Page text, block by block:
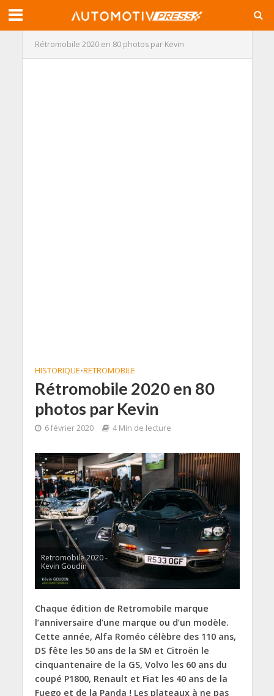
Rétromobile 2020 en 80 photos par Kevin
HISTORIQUE•RETROMOBILE
Rétromobile 2020 en 80
photos par Kevin
6 février 2020 4 Min de lecture
Retromobile 2020 -
Kevin Goudin
Chaque édition de Retromobile marque
l’anniversaire d’une marque ou d’un modèle.
Cette année, Alfa Roméo célèbre des 110 ans,
DS fête les 50 ans de la SM et Citroën le
cinquantenaire de la GS, Volvo les 60 ans du
coupé P1800, Renault et Fiat les 40 ans de la
Fuego et de la Panda ! Les plateaux à ne pas